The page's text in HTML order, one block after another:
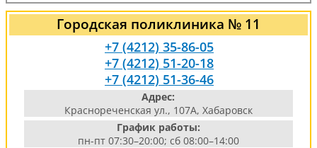
Городская поликлиника № 11
+7 (4212) 35-86-05
+7 (4212) 51-20-18
+7 (4212) 51-36-46
Адрес:
Краснореченская ул., 107А, Хабаровск
График работы:
пн-пт 07:30–20:00; сб 08:00–14:00